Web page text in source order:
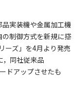
実装機や金属加工機
制御方式を新規に搭
ーズ」を4月より発売
，同社従来品
ドアップさせたも